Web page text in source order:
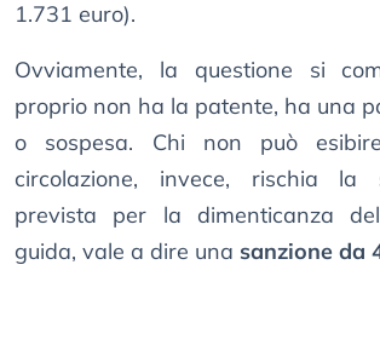
1.731 euro).
Ovviamente, la questione si
proprio non ha la patente, ha una
o sospesa. Chi non può
circolazione, invece, rischia la
prevista per la dimenticanza
guida, vale a dire una sanzione da